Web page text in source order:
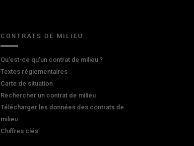
CONTRATS DE MILIEU
Qu'est-ce qu'un contrat de milieu ?
Textes réglementaires
Carte de situation
Rechercher un contrat de milieu
Télécharger les données des contrats de
milieu
Chiffres clés